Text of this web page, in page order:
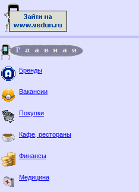
Бренды
Вакансии
Покупки
Кафе, рестораны
Финансы
Медицина